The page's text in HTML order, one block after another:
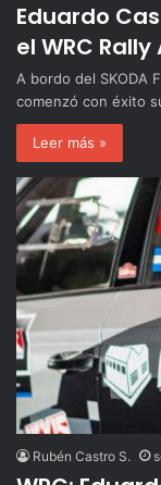
Eduardo
el WRC
A bordo del SKODA
comenzó con éxito
Leer más »
Rubén Castro S.